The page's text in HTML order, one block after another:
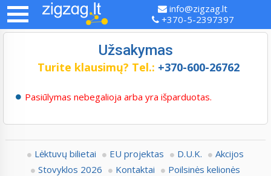
info@zigzag.lt
+370-5-2397397
Užsakymas
Turite klausimų? Tel.: +370-600-26762
Pasiūlymas nebegalioja arba yra išparduotas.
Lėktuvų bilietai EU projektas D.U.K.
Akcijos
Stovyklos 2026
Kontaktai
Poilsinės kelionės